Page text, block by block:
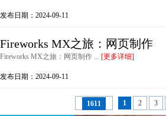
发布日期：2024-09-11
Fireworks MX之旅：网页制作
Fireworks MX之旅：网页制作 ... [更多详细]
发布日期：2024-09-11
1611 1 2 3